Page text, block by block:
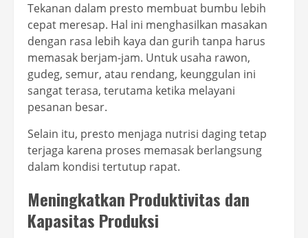
Tekanan dalam presto membuat bumbu lebih
cepat meresap. Hal ini menghasilkan masakan
dengan rasa lebih kaya dan gurih tanpa harus
memasak berjam-jam. Untuk usaha rawon,
gudeg, semur, atau rendang, keunggulan ini
sangat terasa, terutama ketika melayani
pesanan besar.
Selain itu, presto menjaga nutrisi daging tetap
terjaga karena proses memasak berlangsung
dalam kondisi tertutup rapat.
Meningkatkan Produktivitas dan
Kapasitas Produksi